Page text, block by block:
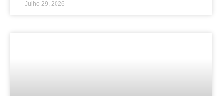
Julho 29, 2026